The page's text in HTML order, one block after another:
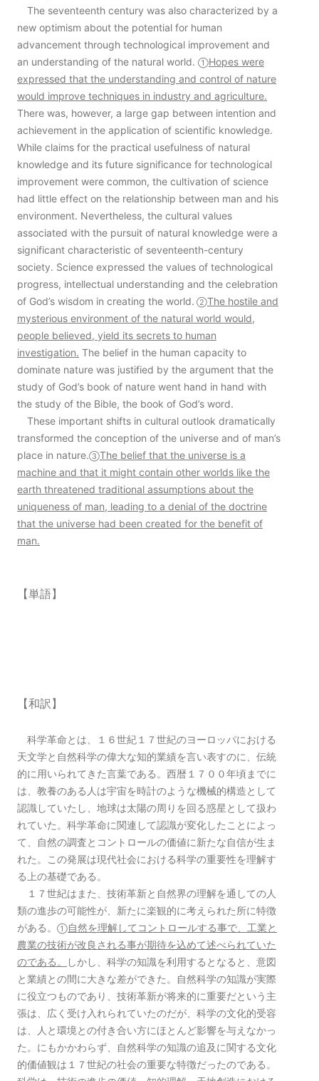
The seventeenth century was also characterized by a
new optimism about the potential for human
advancement through technological improvement and
an understanding of the natural world. ①Hopes were
expressed that the understanding and control of nature
would improve techniques in industry and agriculture.
There was, however, a large gap between intention and
achievement in the application of scientific knowledge.
While claims for the practical usefulness of natural
knowledge and its future significance for technological
improvement were common, the cultivation of science
had little effect on the relationship between man and his
environment. Nevertheless, the cultural values
associated with the pursuit of natural knowledge were a
significant characteristic of seventeenth-century
society. Science expressed the values of technological
progress, intellectual understanding and the celebration
of God’s wisdom in creating the world. ②The hostile and
mysterious environment of the natural world would,
people believed, yield its secrets to human
investigation. The belief in the human capacity to
dominate nature was justified by the argument that the
study of God’s book of nature went hand in hand with
the study of the Bible, the book of God’s word.
These important shifts in cultural outlook dramatically
transformed the conception of the universe and of man’s
place in nature.③The belief that the universe is a
machine and that it might contain other worlds like the
earth threatened traditional assumptions about the
uniqueness of man, leading to a denial of the doctrine
that the universe had been created for the benefit of
man.
【単語】
【和訳】
科学革命とは、１６世紀１７世紀のヨーロッパにおける
天文学と自然科学の偉大な知的業績を言い表すのに、伝統
的に用いられてきた言葉である。西暦１７００年頃までに
は、教養のある人は宇宙を時計のような機械的構造として
認識していたし、地球は太陽の周りを回る惑星として扱わ
れていた。科学革命に関連して認識が変化したことによっ
て、自然の調査とコントロールの価値に新たな自信が生ま
れた。この発展は現代社会における科学の重要性を理解す
る上の基礎である。
１７世紀はまた、技術革新と自然界の理解を通しての人
類の進歩の可能性が、新たに楽観的に考えられた所に特徴
がある。
①自然を理解してコントロールする事で、工業と
農業の技術が改良される事が期待を込めて述べられていた
のである。
しかし、科学の知識を利用するとなると、意図
と業績との間に大きな差ができた。自然科学の知識が実際
に役立つものであり、技術革新が将来的に重要だという主
張は、広く受け入れられていたのだが、科学の文化的受容
は、人と環境との付き合い方にほとんど影響を与えなかっ
た。にもかかわらず、自然科学の知識の追及に関する文化
的価値観は１７世紀の社会の重要な特徴だったのである。